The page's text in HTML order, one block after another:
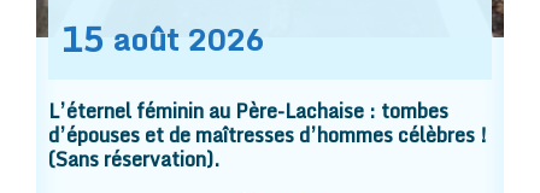
15 août 2026
L’éternel féminin au Père-Lachaise : tombes
d’épouses et de maîtresses d’hommes célèbres !
(Sans réservation).